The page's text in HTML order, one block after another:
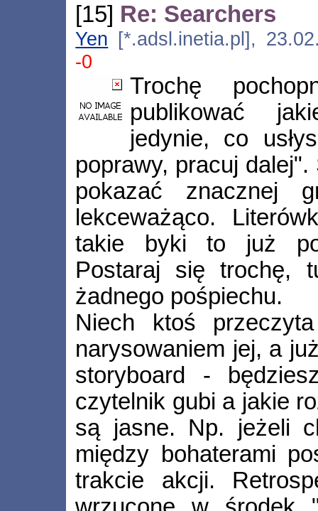
[15] Re: Searchers
Yen [*.adsl.inetia.pl],
-0
Trochę
publikować
jedynie, co
poprawy, pracuj
pokazać znacznej
lekceważąco.
takie byki to już
Postaraj się trochę,
żadnego pośpiechu.
Niech ktoś
narysowaniem jej, a
storyboard -
czytelnik gubi a jakie
są jasne. Np. jeżeli
między bohaterami
trakcie akcji.